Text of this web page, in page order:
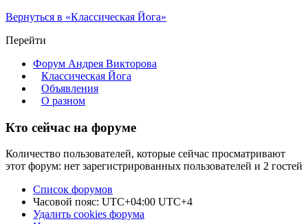
Вернуться в «Классическая Йога»
Перейти
Форум Андрея Викторова
Классическая Йога
Объявления
О разном
Кто сейчас на форуме
Количество пользователей, которые сейчас просматривают
этот форум: нет зарегистрированных пользователей и 2 гостей
Список форумов
Часовой пояс: UTC+04:00 UTC+4
Удалить cookies форума